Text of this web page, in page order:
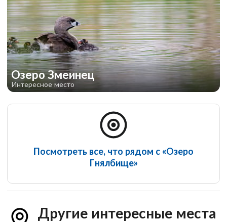
Озеро Змеинец
Интересное место
Посмотреть все, что рядом с «Озеро
Гнялбище»
Другие интересные места